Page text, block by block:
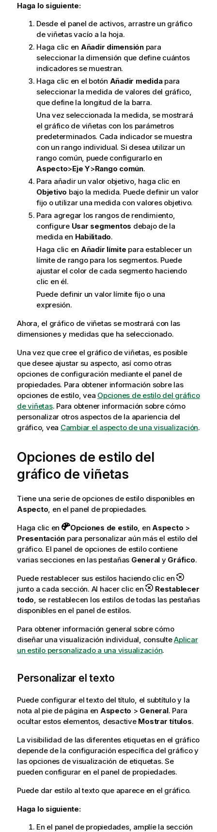
Haga lo siguiente:
Desde el panel de activos, arrastre un gráfico
de viñetas vacío a la hoja.
Haga clic en Añadir dimensiónpara
seleccionar la dimensión que define cuántos
indicadores se muestran.
Haga clic en el botón Añadir medidapara
seleccionar la medida de valores del gráfico,
que define la longitud de la barra.
Una vez seleccionada la medida, se mostrará
el gráfico de viñetas con los parámetros
predeterminados. Cada indicador se muestra
con un rango individual. Si desea utilizar un
rango común, puede configurarlo en
Aspecto>Eje Y>Rango común.
Para añadir un valor objetivo, haga clic en
Objetivo bajo la medida. Puede definir un valor
fijo o utilizar una medida con valores objetivo.
Para agregar los rangos de rendimiento,
configure Usar segmentos debajo de la
medida en Habilitado.
Haga clic en Añadir límite para establecer un
límite de rango para los segmentos. Puede
ajustar el color de cada segmento haciendo
clic en él.
Puede definir un valor límite fijo o una
expresión.
Ahora, el gráfico de viñetas se mostrará con las
dimensiones y medidas que ha seleccionado.
Una vez que cree el gráfico de viñetas, es posible
que desee ajustar su aspecto, así como otras
opciones de configuración mediante el panel de
propiedades. Para obtener información sobre las
opciones de estilo, vea Opciones de estilo del gráfico
de viñetas. Para obtener información sobre cómo
personalizar otros aspectos de la apariencia del
gráfico, vea Cambiar el aspecto de una visualización.
Opciones de estilo del
gráfico de viñetas
Tiene una serie de opciones de estilo disponibles en
Aspecto, en el panel de propiedades.
Haga clic en
Opciones de estilo, en Aspecto >
Presentación para personalizar aún más el estilo del
gráfico. El panel de opciones de estilo contiene
varias secciones en las pestañas General y Gráfico.
Puede restablecer sus estilos haciendo clic en
junto a cada sección. Al hacer clic en
Restablecer
todo, se restablecen los estilos de todas las pestañas
disponibles en el panel de estilos.
Para obtener información general sobre cómo
diseñar una visualización individual, consulteAplicar
un estilo personalizado a una visualización.
Personalizar el texto
Puede configurar el texto del título, el subtítulo y la
nota al pie de página en Aspecto > General. Para
ocultar estos elementos, desactive Mostrar títulos.
La visibilidad de las diferentes etiquetas en el gráfico
depende de la configuración específica del gráfico y
las opciones de visualización de etiquetas. Se
pueden configurar en el panel de propiedades.
Puede dar estilo al texto que aparece en el gráfico.
Haga lo siguiente:
En el panel de propiedades, amplíe la sección